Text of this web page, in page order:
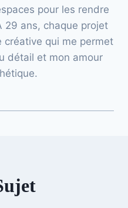
pour les rendre
29 ans, chaque projet
créative qui me permet
détail et mon amour